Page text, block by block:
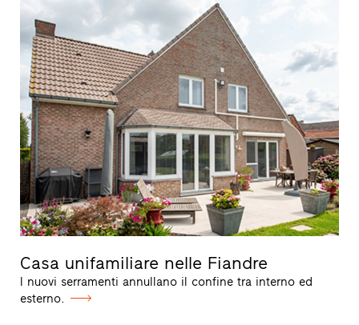
Casa unifamiliare nelle Fiandre
I nuovi serramenti annullano il confine tra interno ed
esterno.